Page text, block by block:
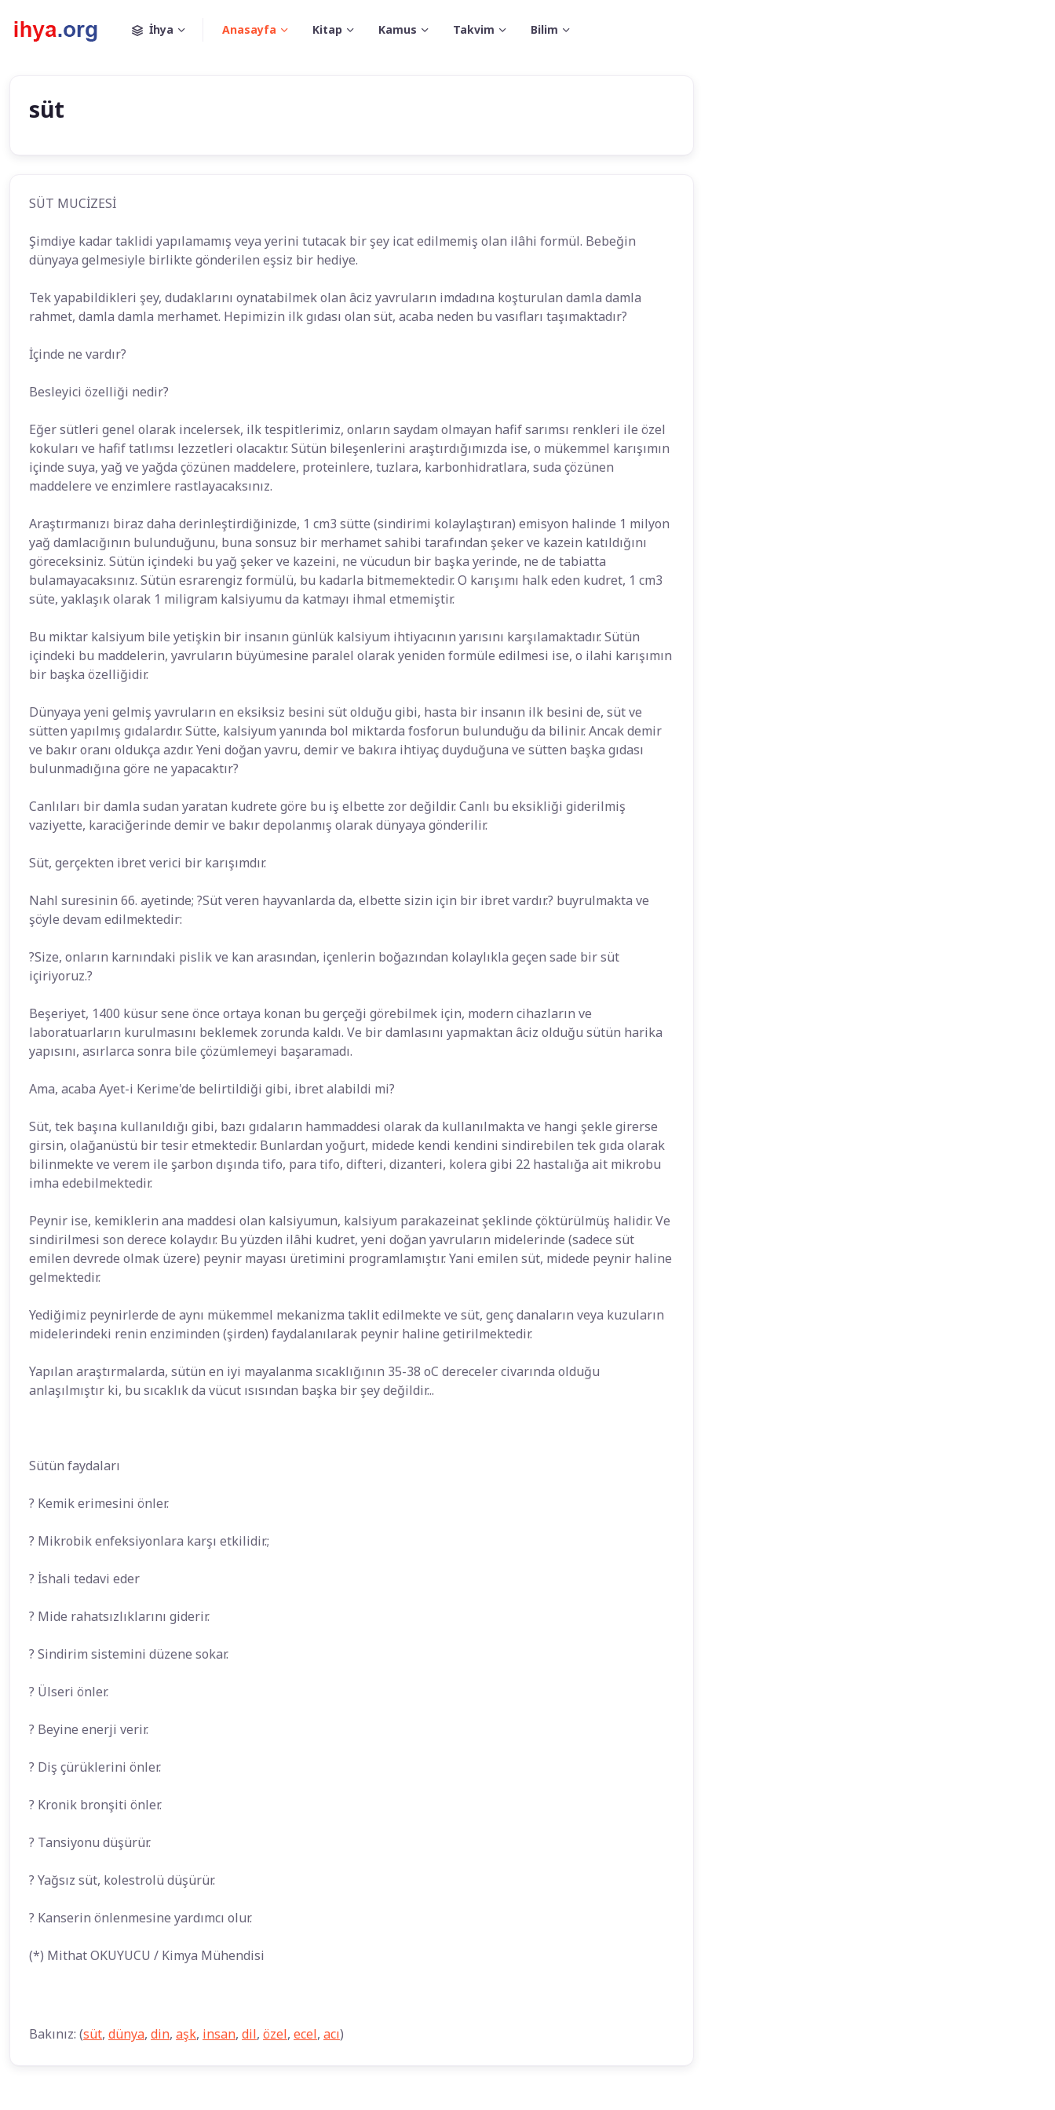
İhya Anasayfa Kitap Kamus Takvim Bilim
süt
SÜT MUCİZESİ
Şimdiye kadar taklidi yapılamamış veya yerini tutacak bir şey icat edilmemiş olan ilâhi formül. Bebeğin
dünyaya gelmesiyle birlikte gönderilen eşsiz bir hediye.
Tek yapabildikleri şey, dudaklarını oynatabilmek olan âciz yavruların imdadına koşturulan damla damla
rahmet, damla damla merhamet. Hepimizin ilk gıdası olan süt, acaba neden bu vasıfları taşımaktadır?
İçinde ne vardır?
Besleyici özelliği nedir?
Eğer sütleri genel olarak incelersek, ilk tespitlerimiz, onların saydam olmayan hafif sarımsı renkleri ile özel
kokuları ve hafif tatlımsı lezzetleri olacaktır. Sütün bileşenlerini araştırdığımızda ise, o mükemmel karışımın
içinde suya, yağ ve yağda çözünen maddelere, proteinlere, tuzlara, karbonhidratlara, suda çözünen
maddelere ve enzimlere rastlayacaksınız.
Araştırmanızı biraz daha derinleştirdiğinizde, 1 cm3 sütte (sindirimi kolaylaştıran) emisyon halinde 1 milyon
yağ damlacığının bulunduğunu, buna sonsuz bir merhamet sahibi tarafından şeker ve kazein katıldığını
göreceksiniz. Sütün içindeki bu yağ şeker ve kazeini, ne vücudun bir başka yerinde, ne de tabiatta
bulamayacaksınız. Sütün esrarengiz formülü, bu kadarla bitmemektedir. O karışımı halk eden kudret, 1 cm3
süte, yaklaşık olarak 1 miligram kalsiyumu da katmayı ihmal etmemiştir.
Bu miktar kalsiyum bile yetişkin bir insanın günlük kalsiyum ihtiyacının yarısını karşılamaktadır. Sütün
içindeki bu maddelerin, yavruların büyümesine paralel olarak yeniden formüle edilmesi ise, o ilahi karışımın
bir başka özelliğidir.
Dünyaya yeni gelmiş yavruların en eksiksiz besini süt olduğu gibi, hasta bir insanın ilk besini de, süt ve
sütten yapılmış gıdalardır. Sütte, kalsiyum yanında bol miktarda fosforun bulunduğu da bilinir. Ancak demir
ve bakır oranı oldukça azdır. Yeni doğan yavru, demir ve bakıra ihtiyaç duyduğuna ve sütten başka gıdası
bulunmadığına göre ne yapacaktır?
Canlıları bir damla sudan yaratan kudrete göre bu iş elbette zor değildir. Canlı bu eksikliği giderilmiş
vaziyette, karaciğerinde demir ve bakır depolanmış olarak dünyaya gönderilir.
Süt, gerçekten ibret verici bir karışımdır.
Nahl suresinin 66. ayetinde; ?Süt veren hayvanlarda da, elbette sizin için bir ibret vardır.? buyrulmakta ve
şöyle devam edilmektedir:
?Size, onların karnındaki pislik ve kan arasından, içenlerin boğazından kolaylıkla geçen sade bir süt
içiriyoruz.?
Beşeriyet, 1400 küsur sene önce ortaya konan bu gerçeği görebilmek için, modern cihazların ve
laboratuarların kurulmasını beklemek zorunda kaldı. Ve bir damlasını yapmaktan âciz olduğu sütün harika
yapısını, asırlarca sonra bile çözümlemeyi başaramadı.
Ama, acaba Ayet-i Kerime'de belirtildiği gibi, ibret alabildi mi?
Süt, tek başına kullanıldığı gibi, bazı gıdaların hammaddesi olarak da kullanılmakta ve hangi şekle girerse
girsin, olağanüstü bir tesir etmektedir. Bunlardan yoğurt, midede kendi kendini sindirebilen tek gıda olarak
bilinmekte ve verem ile şarbon dışında tifo, para tifo, difteri, dizanteri, kolera gibi 22 hastalığa ait mikrobu
imha edebilmektedir.
Peynir ise, kemiklerin ana maddesi olan kalsiyumun, kalsiyum parakazeinat şeklinde çöktürülmüş halidir. Ve
sindirilmesi son derece kolaydır. Bu yüzden ilâhi kudret, yeni doğan yavruların midelerinde (sadece süt
emilen devrede olmak üzere) peynir mayası üretimini programlamıştır. Yani emilen süt, midede peynir haline
gelmektedir.
Yediğimiz peynirlerde de aynı mükemmel mekanizma taklit edilmekte ve süt, genç danaların veya kuzuların
midelerindeki renin enziminden (şirden) faydalanılarak peynir haline getirilmektedir.
Yapılan araştırmalarda, sütün en iyi mayalanma sıcaklığının 35-38 oC dereceler civarında olduğu
anlaşılmıştır ki, bu sıcaklık da vücut ısısından başka bir şey değildir...
Sütün faydaları
? Kemik erimesini önler.
? Mikrobik enfeksiyonlara karşı etkilidir.;
? İshali tedavi eder
? Mide rahatsızlıklarını giderir.
? Sindirim sistemini düzene sokar.
? Ülseri önler.
? Beyine enerji verir.
? Diş çürüklerini önler.
? Kronik bronşiti önler.
? Tansiyonu düşürür.
? Yağsız süt, kolestrolü düşürür.
? Kanserin önlenmesine yardımcı olur.
(*) Mithat OKUYUCU / Kimya Mühendisi
Bakınız: (süt, dünya, din, aşk, insan, dil, özel, ecel, acı)